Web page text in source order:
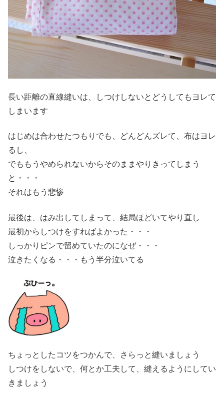
長い距離の直線縫いは、しつけしないとどうしてもヨレて
しまいます
はじめは合わせたつもりでも、どんどんズレて、布はヨレ
るし、
でももうやめられないからそのままやりきってしまう
と・・・
それはもう悲惨
最後は、はみ出してしまって、結局ほどいてやり直し
最初からしつけをすればよかった・・・
しっかりピンで留めていたのになぜ・・・
泣きたくなる・・・もう半分泣いてる
ちょっとしたコツをつかんで、さらっと縫いましょう
しつけをしないで、何とか工夫して、縫えるようにしてい
きましょう